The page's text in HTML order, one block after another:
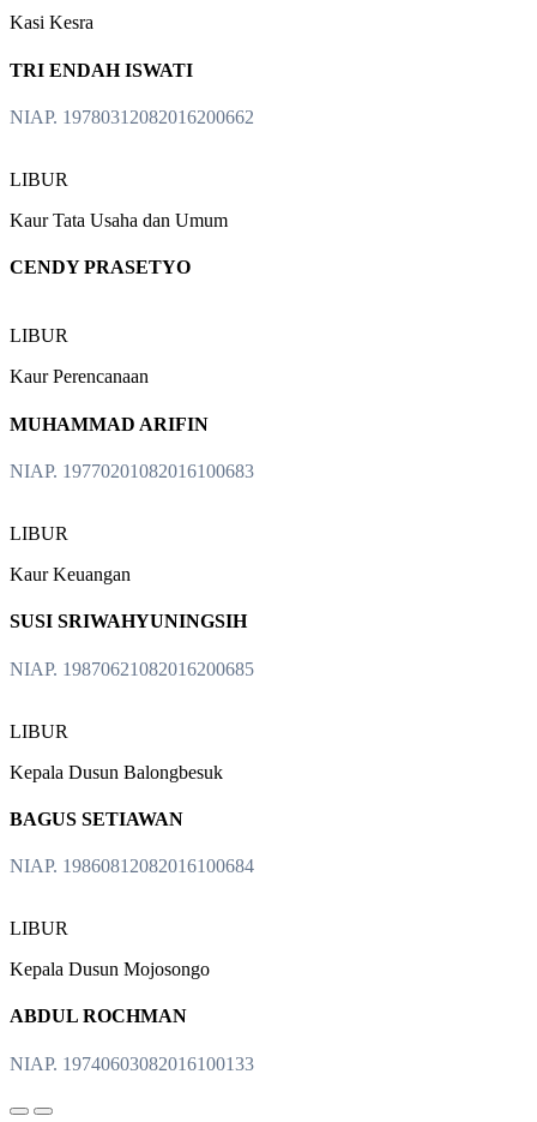
Kasi Kesra
TRI ENDAH ISWATI
NIAP. 19780312082016200662
LIBUR
Kaur Tata Usaha dan Umum
CENDY PRASETYO
LIBUR
Kaur Perencanaan
MUHAMMAD ARIFIN
NIAP. 19770201082016100683
LIBUR
Kaur Keuangan
SUSI SRIWAHYUNINGSIH
NIAP. 19870621082016200685
LIBUR
Kepala Dusun Balongbesuk
BAGUS SETIAWAN
NIAP. 19860812082016100684
LIBUR
Kepala Dusun Mojosongo
ABDUL ROCHMAN
NIAP. 19740603082016100133